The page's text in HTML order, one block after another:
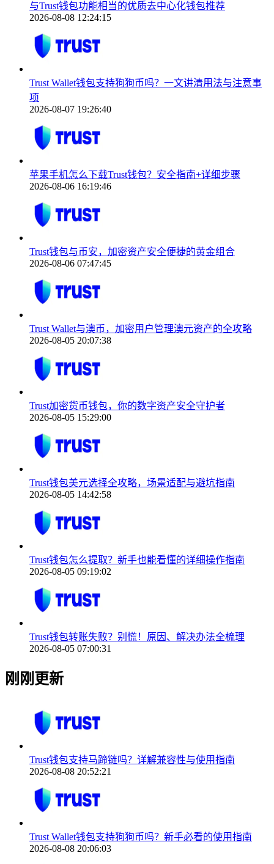
与Trust钱包功能相当的优质去中心化钱包推荐
2026-08-08 12:24:15
Trust Wallet钱包支持狗狗币吗？一文讲清用法与注意事
项
2026-08-07 19:26:40
苹果手机怎么下载Trust钱包？安全指南+详细步骤
2026-08-06 16:19:46
Trust钱包与币安，加密资产安全便捷的黄金组合
2026-08-06 07:47:45
Trust Wallet与澳币，加密用户管理澳元资产的全攻略
2026-08-05 20:07:38
Trust加密货币钱包，你的数字资产安全守护者
2026-08-05 15:29:00
Trust钱包美元选择全攻略，场景适配与避坑指南
2026-08-05 14:42:58
Trust钱包怎么提取？新手也能看懂的详细操作指南
2026-08-05 09:19:02
Trust钱包转账失败？别慌！原因、解决办法全梳理
2026-08-05 07:00:31
刚刚更新
Trust钱包支持马蹄链吗？详解兼容性与使用指南
2026-08-08 20:52:21
Trust Wallet钱包支持狗狗币吗？新手必看的使用指南
2026-08-08 20:06:03